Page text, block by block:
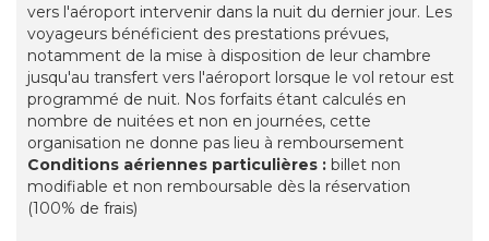
vers l'aéroport intervenir dans la nuit du dernier jour. Les
voyageurs bénéficient des prestations prévues,
notamment de la mise à disposition de leur chambre
jusqu'au transfert vers l'aéroport lorsque le vol retour est
programmé de nuit. Nos forfaits étant calculés en
nombre de nuitées et non en journées, cette
organisation ne donne pas lieu à remboursement
Conditions aériennes particulières : billet non
modifiable et non remboursable dès la réservation
(100% de frais)